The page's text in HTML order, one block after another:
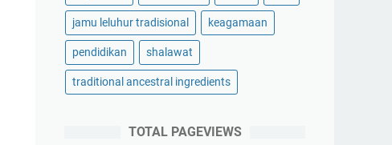
jamu leluhur tradisional keagamaan
pendidikan shalawat
traditional ancestral ingredients
TOTAL PAGEVIEWS